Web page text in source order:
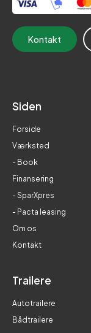
Kontakt
Siden
Forside
Værksted
- Book
Finansering
- SparXpres
- Pacta leasing
Om os
Kontakt
Trailere
Autotrailere
Bådtrailere